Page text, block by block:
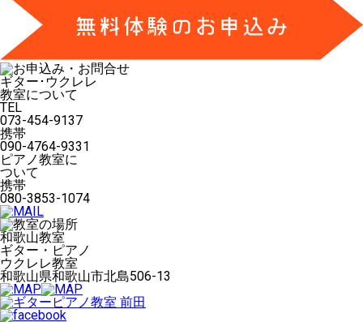
ギター･ウクレレ
教室について
TEL
073-454-9137
携帯
090-4764-9331
ピアノ教室に
ついて
携帯
080-3853-1074
和歌山教室
ギター・ピアノ
ウクレレ教室
和歌山県和歌山市北島506-13